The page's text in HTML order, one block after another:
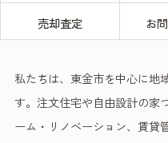
売却査定 お
私たちは、東金市を中心に地
す。注文住宅や自由設計の家
ーム・リノベーション、賃貸